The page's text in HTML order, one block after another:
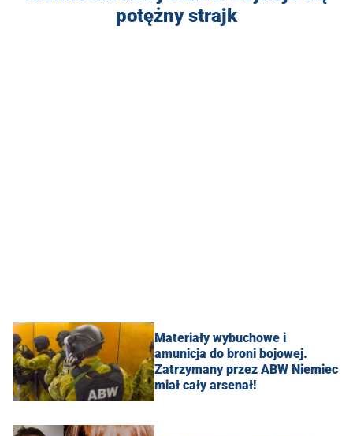
potężny strajk
Materiały wybuchowe i
amunicja do broni bojowej.
Zatrzymany przez ABW Niemiec
miał cały arsenał!